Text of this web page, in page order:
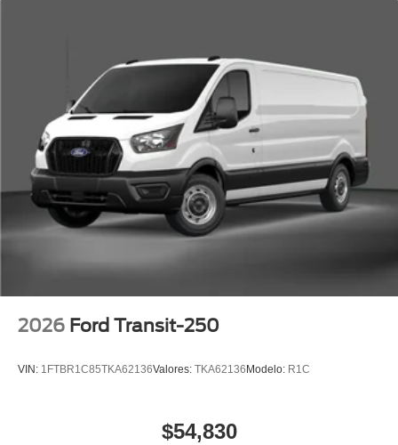
2026 Ford Transit-250
VIN: 1FTBR1C85TKA62136Valores: TKA62136 Modelo: R1C
$54,830